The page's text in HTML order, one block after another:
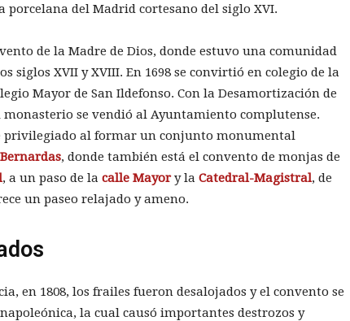
porcelana del Madrid cortesano del siglo XVI.
de la Madre de Dios, donde estuvo una comunidad
siglos XVII y XVIII. En 1698 se convirtió en colegio de la
Mayor de San Ildefonso. Con la Desamortización de
se vendió al Ayuntamiento complutense.
privilegiado al formar un conjunto monumental
, donde también está el convento de monjas de
, a un paso de la calle Mayory la Catedral-Magistral, de
un paseo relajado y ameno.
en 1808, los frailes fueron desalojados y el convento se
la cual causó importantes destrozos y